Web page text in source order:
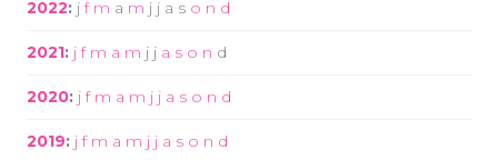
2022: j f m a m j j a s o n d
2021: j f m a m j j a s o n d
2020: j f m a m j j a s o n d
2019: j f m a m j j a s o n d